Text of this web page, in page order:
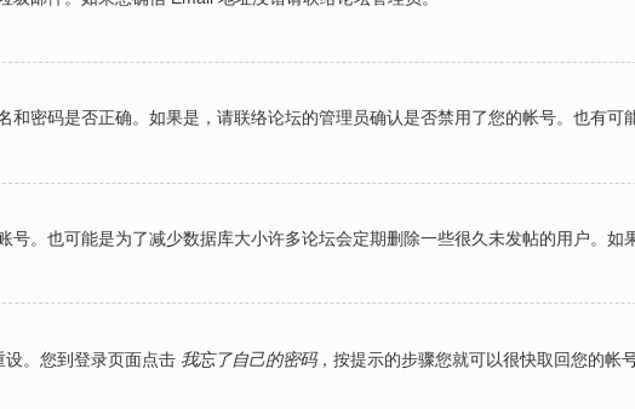
密码是否正确。如果是，请联络论坛的管理员确认是否禁用了您的帐号。也有可
。也可能是为了减少数据库大小许多论坛会定期删除一些很久未发帖的用户。如
。您到登录页面点击 我忘了自己的密码，按提示的步骤您就可以很快取回您的帐号